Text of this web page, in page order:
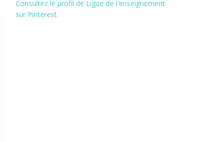
Consultez le profil de Ligue de l'enseignement
sur Pinterest.